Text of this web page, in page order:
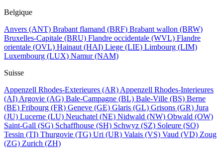
Belgique
Anvers (ANT) Brabant flamand (BRF) Brabant wallon (BRW)
Bruxelles-Capitale (BRU) Flandre occidentale (WVL) Flandre
orientale (OVL) Hainaut (HAI) Liege (LIE) Limbourg (LIM)
Luxembourg (LUX) Namur(NAM)
Suisse
Appenzell Rhodes-Exterieures (AR) Appenzell Rhodes-Interieures
(AI) Argovie (AG) Bale-Campagne (BL) Bale-Ville (BS) Berne
(BE) Fribourg (FR) Geneve (GE) Glaris (GL) Grisons (GR) Jura
(JU) Lucerne (LU) Neuchatel (NE) Nidwald (NW) Obwald (OW)
Saint-Gall (SG) Schaffhouse (SH) Schwyz (SZ) Soleure (SO)
Tessin (TI) Thurgovie (TG) Uri (UR) Valais (VS) Vaud (VD) Zoug
(ZG) Zurich (ZH)